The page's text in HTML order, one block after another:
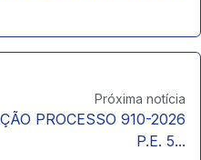
Próxima notícia
PROCESSO 910-2026
P.E. 5...